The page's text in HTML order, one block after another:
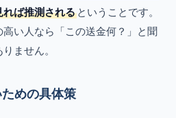
ば推測される ということです。
い人なら「この送金何？」と聞
ません。
めの具体策